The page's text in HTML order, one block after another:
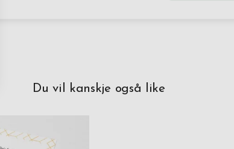
Du vil kanskje også like